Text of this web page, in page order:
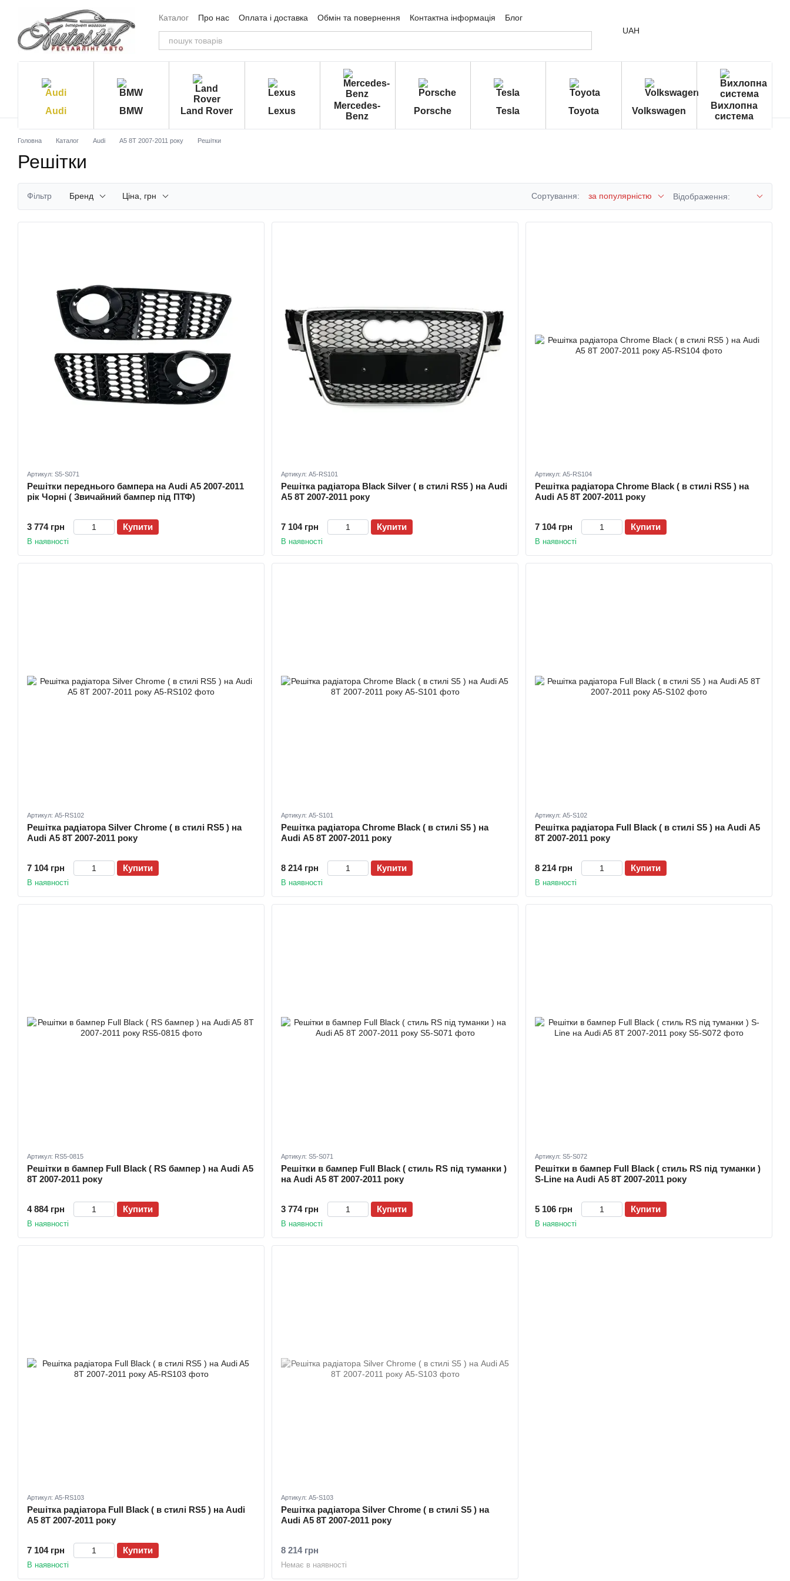
Перейти до основного контенту
Каталог
Про нас Оплата і доставка Обмін та повернення Контактна інформація
Блог
Угода користувача
Відгуки про магазин UAH
Audi BMW Land Rover Lexus
Mercedes-
Benz
Porsche Tesla Toyota Volkswagen
Вихлопна
система
Головна Каталог Audi A5 8T 2007-2011 року Решітки
Решітки
Фільтр Бренд Ціна, грн Сортування: за популярністю Відображення:
Артикул: S5-S071
Решітки переднього бампера на Audi A5 2007-2011
рік Чорні ( Звичайний бампер під ПТФ)
3 774 грн Купити
В наявності
Артикул: A5-RS101
Решітка радіатора Black Silver ( в стилі RS5 ) на Audi
A5 8T 2007-2011 року
7 104 грн Купити
В наявності
Артикул: A5-RS104
Решітка радіатора Chrome Black ( в стилі RS5 ) на
Audi A5 8T 2007-2011 року
7 104 грн Купити
В наявності
Артикул: A5-RS102
Решітка радіатора Silver Chrome ( в стилі RS5 ) на
Audi A5 8T 2007-2011 року
7 104 грн Купити
В наявності
Артикул: A5-S101
Решітка радіатора Chrome Black ( в стилі S5 ) на
Audi A5 8T 2007-2011 року
8 214 грн Купити
В наявності
Артикул: A5-S102
Решітка радіатора Full Black ( в стилі S5 ) на Audi A5
8T 2007-2011 року
8 214 грн Купити
В наявності
Артикул: RS5-0815
Решітки в бампер Full Black ( RS бампер ) на Audi A5
8T 2007-2011 року
4 884 грн Купити
В наявності
Артикул: S5-S071
Решітки в бампер Full Black ( стиль RS під туманки )
на Audi A5 8T 2007-2011 року
3 774 грн Купити
В наявності
Артикул: S5-S072
Решітки в бампер Full Black ( стиль RS під туманки )
S-Line на Audi A5 8T 2007-2011 року
5 106 грн Купити
В наявності
Артикул: A5-RS103
Решітка радіатора Full Black ( в стилі RS5 ) на Audi
A5 8T 2007-2011 року
7 104 грн Купити
В наявності
Артикул: A5-S103
Решітка радіатора Silver Chrome ( в стилі S5 ) на
Audi A5 8T 2007-2011 року
8 214 грн
Немає в наявності